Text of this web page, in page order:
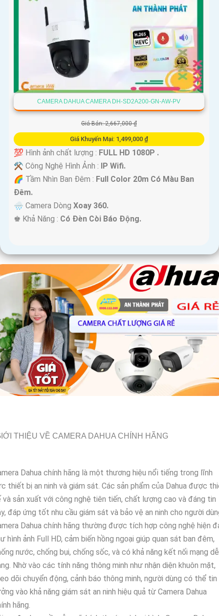
CAMERA DAHUA CAMERA DH-SD2A200-GN-AW-PV
Giá Bán: 2,667,000 ₫
Giá Khuyến Mại: 1,499,000 ₫
💯 Hình ảnh chất lượng : FULL HD 1080P .
⚒ Công Nghệ Hình Ảnh :
IP Wifi.
🌈 Tầm Nhìn Ban Đêm : Full Color 20m Có Màu Ban
Đêm.
🌧️ Camera Dòng Xoay 360.
️♚ Khả Năng : Có Đèn Còi Báo Động.
THIỆU VỀ CAMERA DAHUA CHÍNH HÃNG
Dahua chính hãng là một thương hiệu nổi tiếng trong lĩnh
thiết bị an ninh và giám sát. Các sản phẩm của Dahua được
và sản xuất với công nghệ tiên tiến, chất lượng cao và đáng tin
đáp ứng tốt nhu cầu giám sát và bảo vệ an ninh cho người
Dahua chính hãng thường được tích hợp công nghệ hiện
hình ảnh Full HD, cảm biến hồng ngoại giúp quan sát ban đêm,
nước, chống bụi, chống sốc, và có khả năng kết nối mạng dễ
Nhờ vào các tính năng thông minh như nhận diện khuôn mặt,
dõi chuyển động, cảnh báo thông minh, người dùng có thể tin
vào khả năng giám sát an ninh hiệu quả từ Camera Dahua
hãng.